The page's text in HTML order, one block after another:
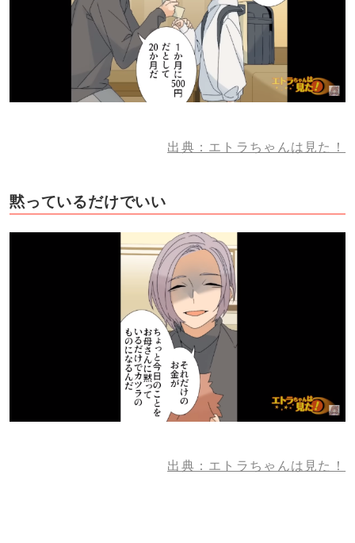
出典：エトラちゃんは見た！
黙っているだけでいい
出典：エトラちゃんは見た！